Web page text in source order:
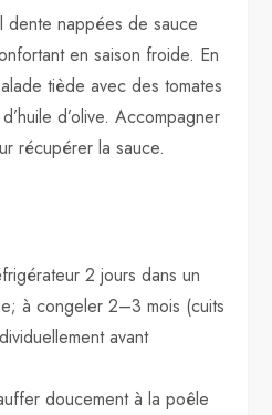
dente nappées de sauce
en saison froide. En
tiède avec des tomates
d’olive. Accompagner
récupérer la sauce.
2 jours dans un
à congeler 2–3 mois (cuits
avant
doucement à la poêle